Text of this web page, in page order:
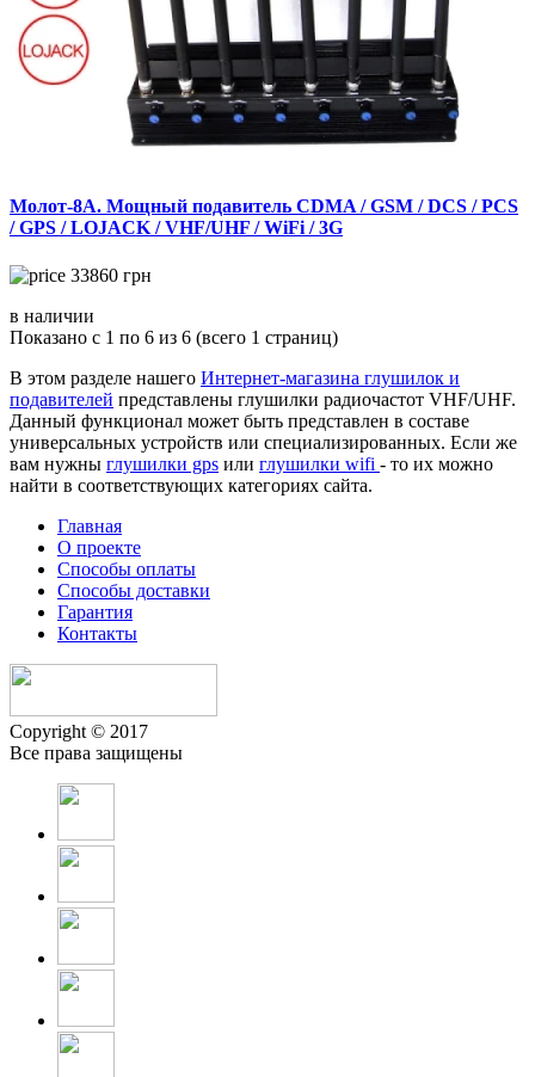
Молот-8А. Мощный подавитель CDMA / GSM / DCS / PCS
/ GPS / LOJACK / VHF/UHF / WiFi / 3G
33860 грн
в наличии
Показано с 1 по 6 из 6 (всего 1 страниц)
В этом разделе нашего Интернет-магазина глушилок и
подавителей представлены глушилки радиочастот VHF/UHF.
Данный функционал может быть представлен в составе
универсальных устройств или специализированных. Если же
вам нужны глушилки gps или глушилки wifi - то их можно
найти в соответствующих категориях сайта.
Главная
О проекте
Способы оплаты
Способы доставки
Гарантия
Контакты
Copyright © 2017
Все права защищены